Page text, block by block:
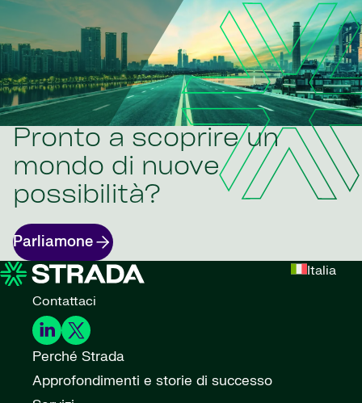
Pronto a scoprire un
mondo di nuove
possibilità?
Parliamone
Italia
Contattaci
Perché Strada
Approfondimenti e storie di successo